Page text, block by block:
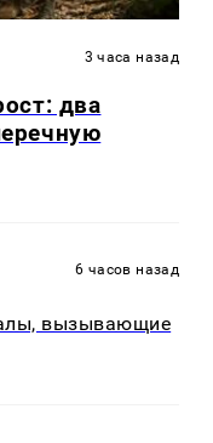
3 часа назад
два
6 часов назад
вызывающие